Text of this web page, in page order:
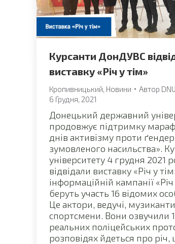
Курсанти ДонДУВС
виставку «Річ у тім»
Кропивницький, Новини Автор
6 Грудня, 2021
Донецький державний
продовжує підтримку
днів активізму проти
зумовленого насильства».
університету 4 грудня 2021
відвідали виставку «Річ у
інформаційній кампанії «Річ
беруть участь 16 відомих
Це актори, ведучі,
спортсмени. Вони озвучили
реальних поліцейських
розповідях йдеться про